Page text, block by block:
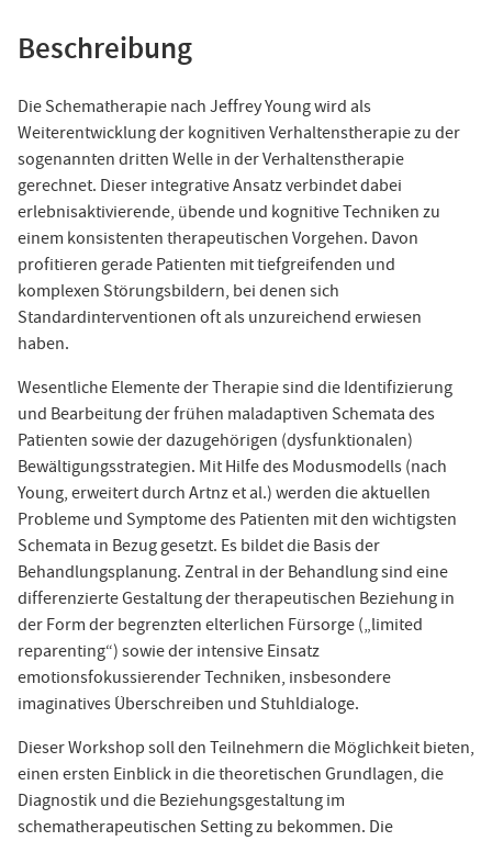
Beschreibung
Die Schematherapie nach Jeffrey Young wird als
Weiterentwicklung der kognitiven Verhaltenstherapie zu der
sogenannten dritten Welle in der Verhaltenstherapie
gerechnet. Dieser integrative Ansatz verbindet dabei
erlebnisaktivierende, übende und kognitive Techniken zu
einem konsistenten therapeutischen Vorgehen. Davon
profitieren gerade Patienten mit tiefgreifenden und
komplexen Störungsbildern, bei denen sich
Standardinterventionen oft als unzureichend erwiesen
haben.
Wesentliche Elemente der Therapie sind die Identifizierung
und Bearbeitung der frühen maladaptiven Schemata des
Patienten sowie der dazugehörigen (dysfunktionalen)
Bewältigungsstrategien. Mit Hilfe des Modusmodells (nach
Young, erweitert durch Artnz et al.) werden die aktuellen
Probleme und Symptome des Patienten mit den wichtigsten
Schemata in Bezug gesetzt. Es bildet die Basis der
Behandlungsplanung. Zentral in der Behandlung sind eine
differenzierte Gestaltung der therapeutischen Beziehung in
der Form der begrenzten elterlichen Fürsorge („limited
reparenting“) sowie der intensive Einsatz
emotionsfokussierender Techniken, insbesondere
imaginatives Überschreiben und Stuhldialoge.
Dieser Workshop soll den Teilnehmern die Möglichkeit bieten,
einen ersten Einblick in die theoretischen Grundlagen, die
Diagnostik und die Beziehungsgestaltung im
schematherapeutischen Setting zu bekommen. Die